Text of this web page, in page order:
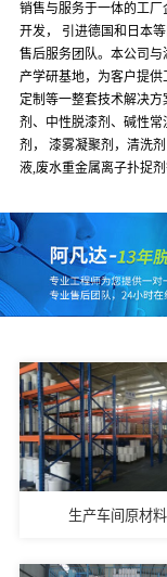
销售与服务于一体的工
开发， 引进德国和日本
售后服务团队。本公司
产学研基地，为客户提
定制等一整套技术解决
剂、中性脱漆剂、碱性
剂， 漆雾凝聚剂，清洗
液,废水重金属离子扑捉
生产车间原材